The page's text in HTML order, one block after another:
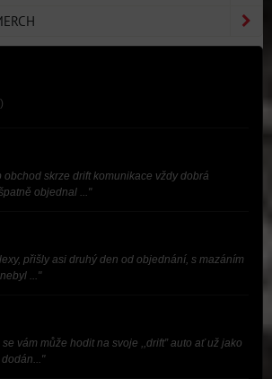
obchod skrze drift komunikace vždy dobrá
objednal ..."
přišly asi druhý den od objednání, s mazáním
..."
vám může hodit na svoje ,,drift” auto ať už jako